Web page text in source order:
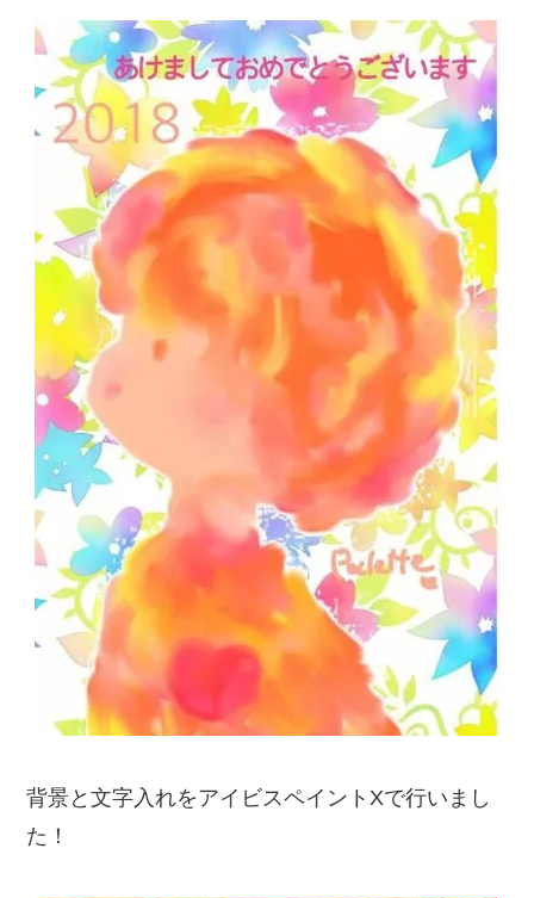
背景と文字入れをアイビスペイントXで行いまし
た！